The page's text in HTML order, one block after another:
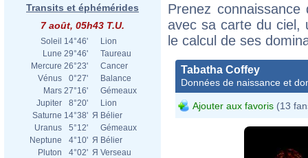
Transits et éphémérides
7 août, 05h43 T.U.
Soleil 14°46'
Lion
Lune 29°46'
Taureau
Mercure 26°23'
Cancer
Vénus
0°27'
Balance
Mars 27°16'
Gémeaux
Jupiter
8°20'
Lion
Saturne 14°38' Я Bélier
Uranus
5°12'
Gémeaux
Neptune
4°10' Я Bélier
Pluton
4°02' Я Verseau
Prenez
avec sa carte du ciel,
le calcul de ses
Tabatha Coffey
Données de naissance et
Ajouter aux favoris (13